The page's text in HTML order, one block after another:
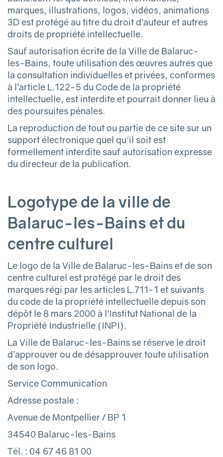
marques, illustrations, logos, vidéos, animations
3D est protégé au titre du droit d’auteur et autres
droits de propriété intellectuelle.
Sauf autorisation écrite de la Ville de Balaruc-
les-Bains, toute utilisation des œuvres autres que
la consultation individuelles et privées, conformes
à l’article L.122-5 du Code de la propriété
intellectuelle, est interdite et pourrait donner lieu à
des poursuites pénales.
La reproduction de tout ou partie de ce site sur un
support électronique quel qu'il soit est
formellement interdite sauf autorisation expresse
du directeur de la publication.
Logotype de la ville de
Balaruc-les-Bains et du
centre culturel
Le logo de la Ville de Balaruc-les-Bains et de son
centre culturel est protégé par le droit des
marques régi par les articles L.711-1 et suivants
du code de la propriété intellectuelle depuis son
dépôt le 8 mars 2000 à l’Institut National de la
Propriété Industrielle (INPI).
La Ville de Balaruc-les-Bains se réserve le droit
d’approuver ou de désapprouver toute utilisation
de son logo.
Service Communication
Adresse postale :
Avenue de Montpellier / BP 1
34540 Balaruc-les-Bains
Tél. : 04 67 46 81 00